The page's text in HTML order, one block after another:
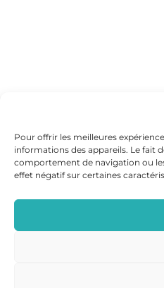
Pour offrir les meilleures
informations des appareils. Le fait
comportement de navigation ou
effet négatif sur certaines